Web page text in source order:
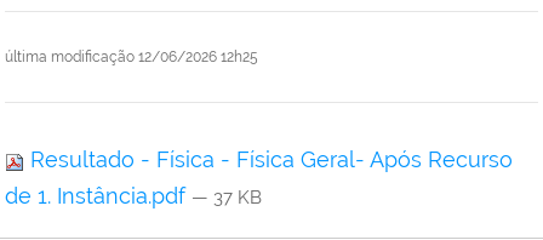
última modificação 12/06/2026 12h25
Resultado - Física - Física Geral- Após Recurso
de 1. Instância.pdf — 37 KB